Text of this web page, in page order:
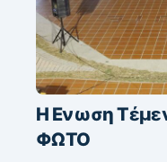
Η Ενωση
ΦΩΤΟ